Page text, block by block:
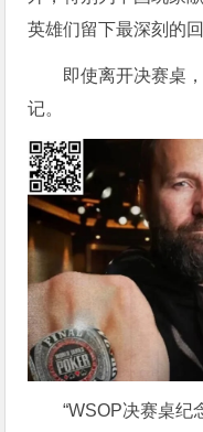
英雄们留下最深刻的回
即使离开决赛桌
记。
“WSOP决赛桌纪